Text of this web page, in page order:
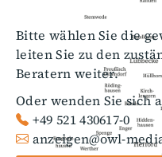
Bitte wählen Sie die
leiten Sie zu den
Beratern weiter.
Oder wenden Sie sich
+49 521 430617-0
anzeigen@owl-